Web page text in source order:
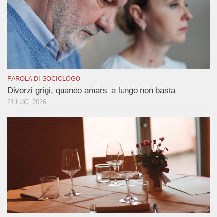
PAROLA DI SOCIOLOGO
Divorzi grigi, quando amarsi a lungo non basta
21 LUG, 2026